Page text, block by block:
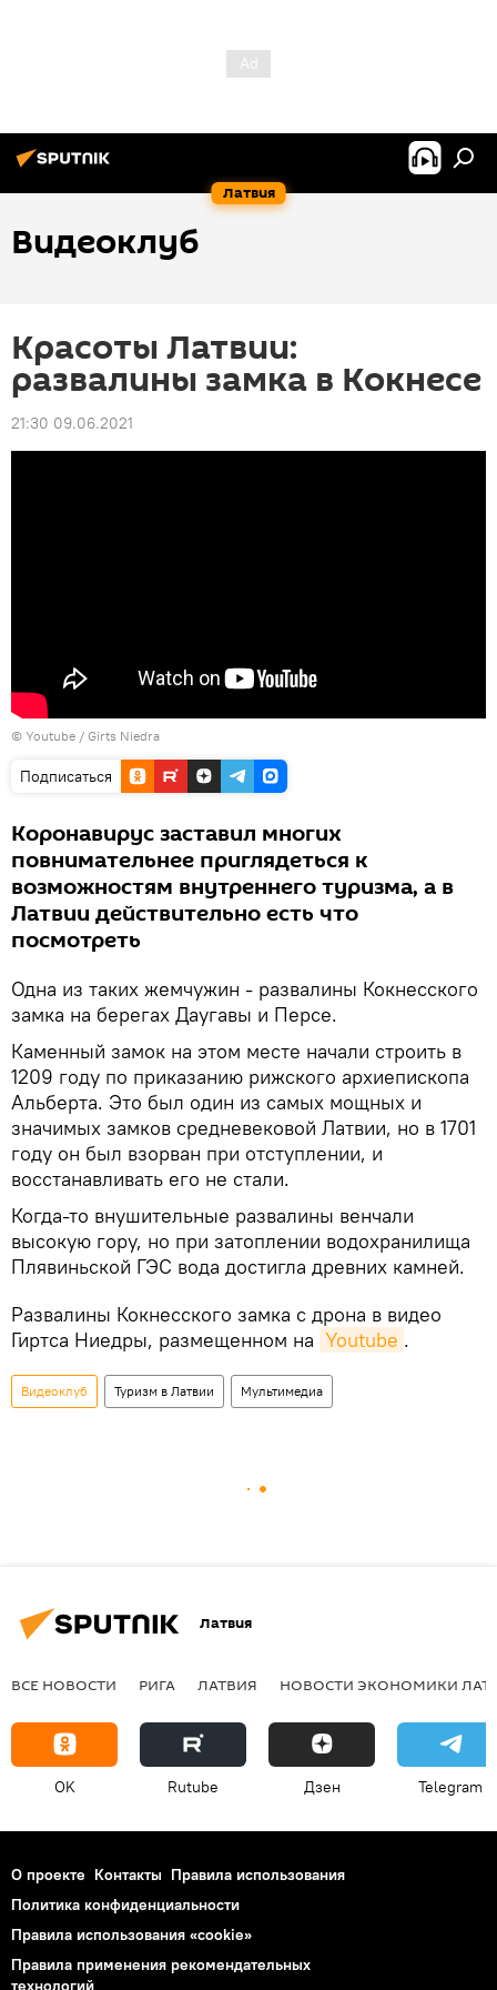
Латвия
Видеоклуб
Красоты Латвии:
развалины замка в Кокнесе
21:30 09.06.2021
© Youtube / Girts Niedra
Подписаться
Коронавирус заставил многих
повнимательнее приглядеться к
возможностям внутреннего туризма, а в
Латвии действительно есть что
посмотреть
Одна из таких жемчужин - развалины Кокнесского
замка на берегах Даугавы и Персе.
Каменный замок на этом месте начали строить в
1209 году по приказанию рижского архиепископа
Альберта. Это был один из самых мощных и
значимых замков средневековой Латвии, но в 1701
году он был взорван при отступлении, и
восстанавливать его не стали.
Когда-то внушительные развалины венчали
высокую гору, но при затоплении водохранилища
Плявиньской ГЭС вода достигла древних камней.
Развалины Кокнесского замка с дрона в видео
Гиртса Ниедры, размещенном на Youtube .
Видеоклуб Туризм в Латвии Мультимедиа
Латвия
ВСЕ НОВОСТИ РИГА ЛАТВИЯ НОВОСТИ ЭКОНОМИКИ
OK Rutube Дзен Telegram
О проекте Контакты Правила использования
Политика конфиденциальности
Правила использования «cookie»
Правила применения рекомендательных
технологий